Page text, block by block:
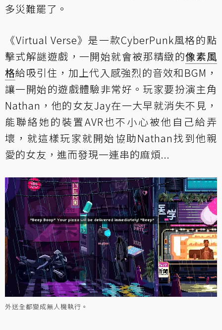
多災難罷了。
《Virtual Verse》是一款CyberPunk風格的點
擊式解謎遊戲，一開始就會被那精緻的像素風
格給吸引住，加上代入感強烈的音效和BGM，
讓一開始的遊戲體驗非常好。玩家要扮演主角
Nathan，他的女友Jay在一大早就消失不見，
能聯絡她的裝置AVR也不小心被他自己給弄
壞，就這樣玩家就開始協助Nathan找到他親
愛的女友，進而發現一連串的麻煩...
外送全都變成無人機執行。